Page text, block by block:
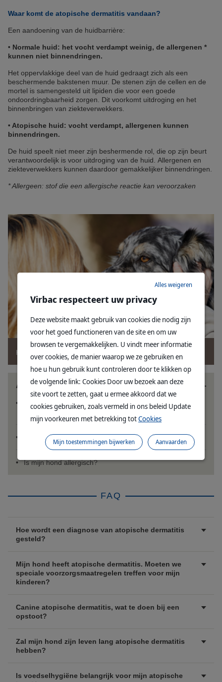
Waar komt de atopische dermatitis vandaan?
Een aandoening van de huidbarrière:
• Normale huid: het vocht verdampt weinig, de allergenen *
kunnen niet binnendringen.
Het oppervlakkige deel van de huid gedraagt ​​zich als een
beschermende bakstenen muur. De stenen zijn de cellen en de
mortel is samengesteld uit lipiden die voor een goede
ondoordringbaarheid zorgen. Dit voorkomt uitdroging en het
binnenbringen van ziekteverwekkers.
• Atopische huid: vocht verdampt, allergenen kunnen
binnendringen.
De huid speelt niet meer zijn beshermende rol, die op zijn beurt
verantwoordelijk is voor uitdroging van de huid. Allergenen en
ziekteverwekkers kunnen daardoor gemakkelijker binnendringen.
* Allergeen: stof die een allergische reactie kan veroorzaken
Hoe zorg je voor de huid van je hond?
Andere Artikelen
Mijn hond heeft een vettige huid en/of schilferige huid
(roos). Wat moet ik doen?
Mijn hond heeft een huidinfectie. Wat moet ik doen?
Is mijn hond allergisch?
FAQ
Hoe wordt een diagnose van atopische dermatitis
gesteld?
Mijn hond heeft atopische dermatitis. Moeten we
speciale voorzorgsmaatregelen treffen voor mijn
kinderen?
Canine atopische dermatitis, wat te doen bij een
opstoot?
Zal mijn hond zijn leven lang atopische dermatitis
hebben?
Is voedselhygiëne belangrijk voor mijn atopische
Virbac respecteert uw privacy
Deze website maakt gebruik van cookies die nodig zijn
voor het goed functioneren van de site en om uw
browsen te vergemakkelijken. U vindt meer informatie
over cookies, de manier waarop we ze gebruiken en
hoe u hun gebruik kunt controleren door te klikken op
de volgende link: Cookies Door uw bezoek aan deze
site voort te zetten, gaat u ermee akkoord dat we
cookies gebruiken, zoals vermeld in ons beleid Update
mijn voorkeuren met betrekking totCookies
Alles weigeren
Aanvaarden
Mijn toestemmingen bijwerken